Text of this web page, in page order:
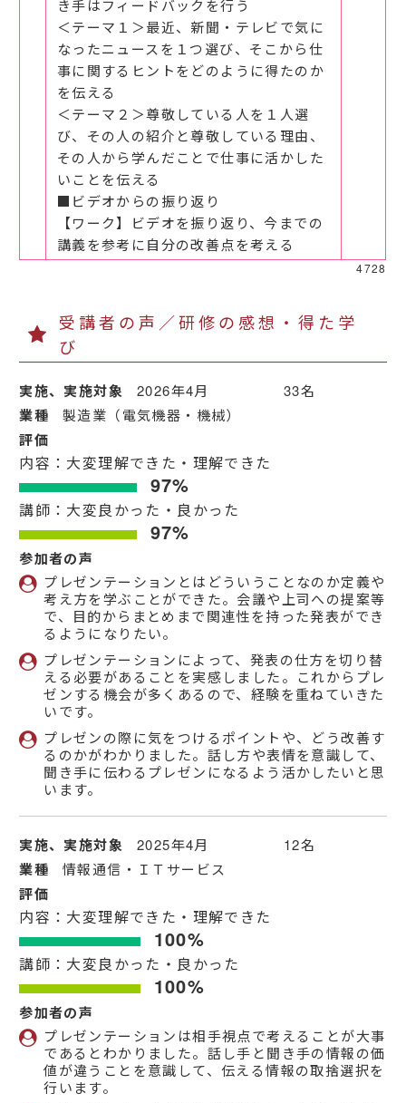
き手はフィードバックを行う
＜テーマ１＞最近、新聞・テレビで気に
なったニュースを１つ選び、そこから仕
事に関するヒントをどのように得たのか
を伝える
＜テーマ２＞尊敬している人を１人選
び、その人の紹介と尊敬している理由、
その人から学んだことで仕事に活かした
いことを伝える
■ビデオからの振り返り
【ワーク】ビデオを振り返り、今までの
講義を参考に自分の改善点を考える
4728
受講者の声／研修の感想・得た学
び
実施、実施対象 2026年4月 33名
業種 製造業（電気機器・機械）
評価
内容：大変理解できた・理解できた
97%
講師：大変良かった・良かった
97%
参加者の声
プレゼンテーションとはどういうことなのか定義や
考え方を学ぶことができた。会議や上司への提案等
で、目的からまとめまで関連性を持った発表ができ
るようになりたい。
プレゼンテーションによって、発表の仕方を切り替
える必要があることを実感しました。これからプレ
ゼンする機会が多くあるので、経験を重ねていきた
いです。
プレゼンの際に気をつけるポイントや、どう改善す
るのかがわかりました。話し方や表情を意識して、
聞き手に伝わるプレゼンになるよう活かしたいと思
います。
実施、実施対象 2025年4月 12名
業種 情報通信・ＩＴサービス
評価
内容：大変理解できた・理解できた
100%
講師：大変良かった・良かった
100%
参加者の声
プレゼンテーションは相手視点で考えることが大事
であるとわかりました。話し手と聞き手の情報の価
値が違うことを意識して、伝える情報の取捨選択を
行います。